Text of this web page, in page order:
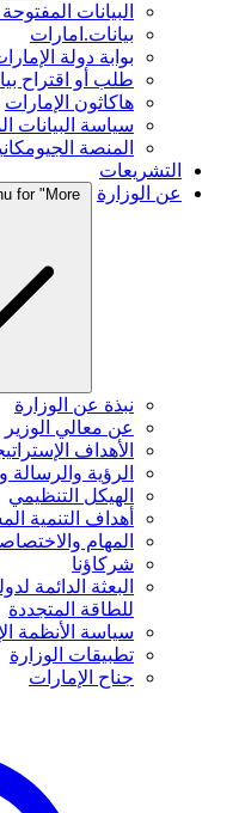
البيانات
بيانات.امارات
بوابة دولة
طلب أو اقتراح
هاكاثون الإمارات
سياسة البيانات
المنصة
التشريعات
عن الوزارة
for "More"
نبذة عن الوزارة
عن معالي الوزير
الأهداف
الرؤية والرسالة
الهيكل التنظيمي
أهداف التنمية
المهام
شركاؤنا
البعثة الدائمة
للطاقة المتجددة
سياسة الأنظمة
تطبيقات الوزارة
جناح الإمارات